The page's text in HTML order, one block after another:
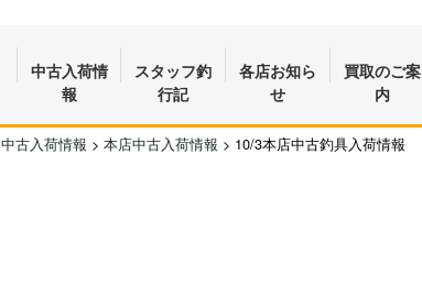
中古入荷情
報
スタッフ釣
行記
各店お知ら
せ
買取のご案
内
中古入荷情報 > 本店中古入荷情報 > 10/3本店中古釣具入荷情報